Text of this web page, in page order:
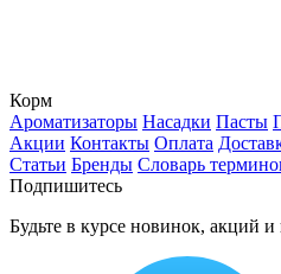
Корм
Ароматизаторы Насадки Пасты
Акции Контакты Оплата
Статьи Бренды Словарь
Подпишитесь
Будьте в курсе новинок, акций и